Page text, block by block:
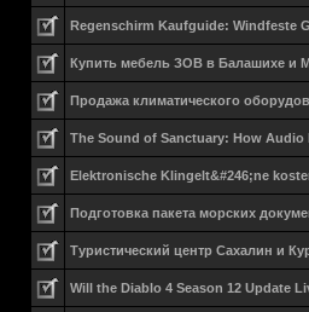
Regenschirm Kaufguide: Windfeste
Купить мебель ЗОВ в Балашихе и
Продажа климатического
The Sound of Sanctuary: How Audio
Elektronische Klingelt&#246;ne
Подготовка пакета морских
Туристический центр Сахалин и
Will the Diablo 4 Season 12 Update